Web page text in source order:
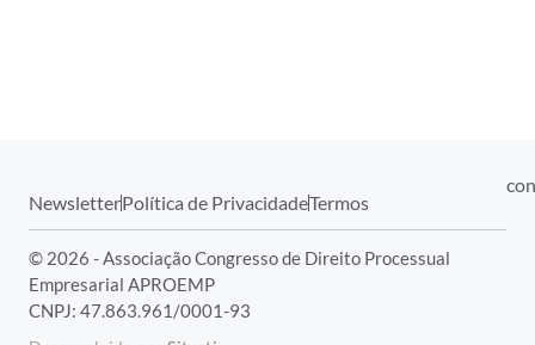
NewsletterPolítica de PrivacidadeTermos
© 2026 - Associação Congresso de Direito Processual
Empresarial APROEMP
CNPJ: 47.863.961/0001-93